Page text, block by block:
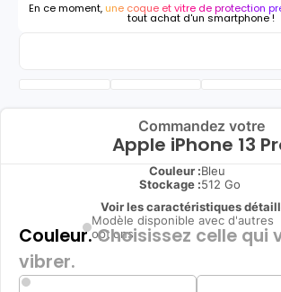
En ce moment, une coque et vitre de protection
tout achat d'un smartphone !
Commandez votre
Apple iPhone 13
Couleur :Bleu
Stockage :512 Go
Voir les caractéristiques
Modèle disponible avec d'autres
options
Couleur.Choisissez celle qui
vibrer.